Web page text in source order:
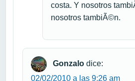
costa. Y nosotros
nosotros tambiÃ©n.
Gonzalo dice:
02/02/2010 a las 9:26 am